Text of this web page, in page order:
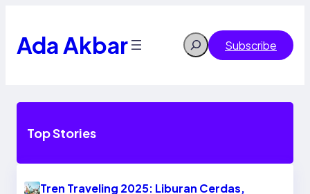
content
Ada Akbar Search Subscribe
Top Stories
Tren Traveling 2025: Liburan Cerdas,